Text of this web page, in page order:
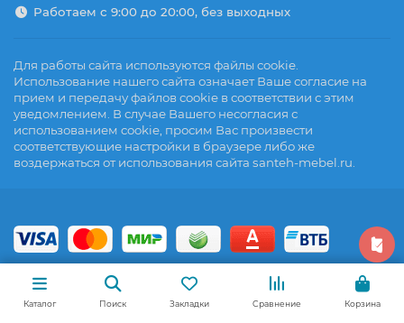
Работаем с 9:00 до 20:00, без выходных
Для работы сайта используются файлы cookie.
Использование нашего сайта означает Ваше согласие на
прием и передачу файлов cookie в соответствии с этим
уведомлением. В случае Вашего несогласия с
использованием cookie, просим Вас произвести
соответствующие настройки в браузере либо же
воздержаться от использования сайта santeh-mebel.ru.
Каталог Поиск Закладки Сравнение Корзина